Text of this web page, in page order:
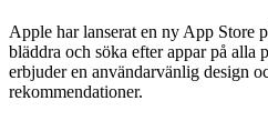
Apple har lanserat en ny App Store
bläddra och söka efter appar på alla
erbjuder en användarvänlig design
rekommendationer.